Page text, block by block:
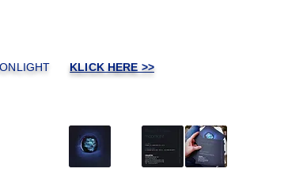
KLICK HERE >>